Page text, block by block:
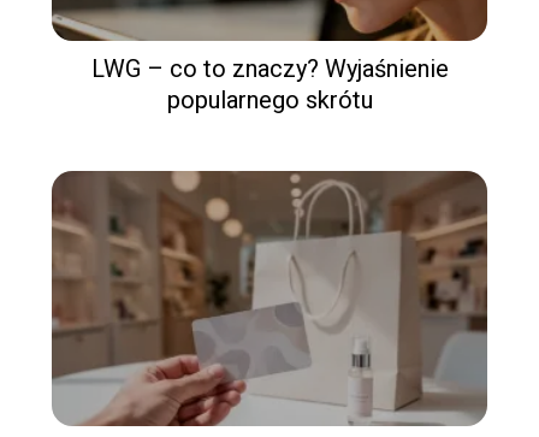
LWG – co to znaczy? Wyjaśnienie
popularnego skrótu